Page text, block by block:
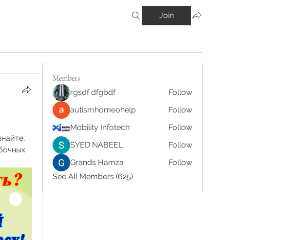
Join
Members
rgsdf dfgbdf
Follow
autismhomeohelp
Follow
Mobility Infotech
Follow
SYED NABEEL
Follow
Grands Hamza
Follow
See All Members (625)